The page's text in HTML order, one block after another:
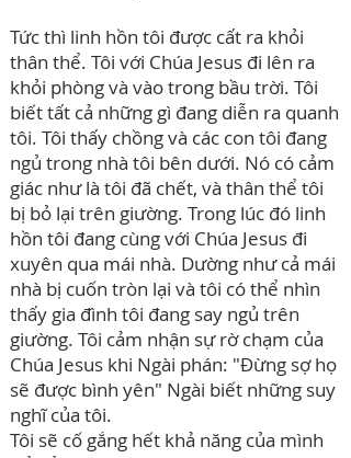
Tức thì linh hồn tôi được cất ra khỏi
thân thể. Tôi với Chúa Jesus đi lên ra
khỏi phòng và vào trong bầu trời. Tôi
biết tất cả những gì đang diễn ra quanh
tôi. Tôi thấy chồng và các con tôi đang
ngủ trong nhà tôi bên dưới. Nó có cảm
giác như là tôi đã chết, và thân thể tôi
bị bỏ lại trên giường. Trong lúc đó linh
hồn tôi đang cùng với Chúa Jesus đi
xuyên qua mái nhà. Dường như cả mái
nhà bị cuốn tròn lại và tôi có thể nhìn
thấy gia đình tôi đang say ngủ trên
giường. Tôi cảm nhận sự rờ chạm của
Chúa Jesus khi Ngài phán: "Đừng sợ họ
sẽ được bình yên" Ngài biết những suy
nghĩ của tôi.
Tôi sẽ cố gắng hết khả năng của mình